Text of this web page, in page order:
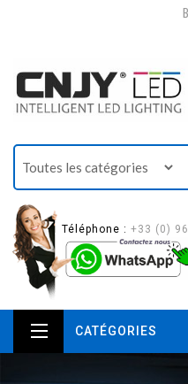
Téléphone : +33 (0)
CATÉGORIES